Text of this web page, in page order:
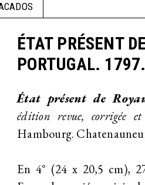
ÉTAT PRÉSENT
PORTUGAL. 1797.
État présent de
édition revue, corrigée et
Hambourg.
En 4° (24 x 20,5 cm),